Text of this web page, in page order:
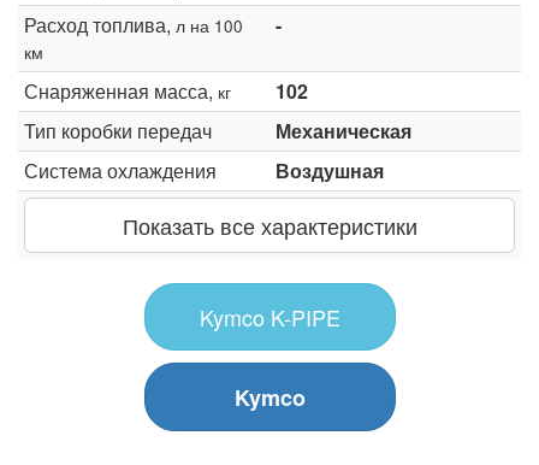
Расход топлива, л на 100
км
-
Снаряженная масса, кг
102
Тип коробки передач
Механическая
Система охлаждения
Воздушная
Показать все характеристики
Kymco K-PIPE
Kymco